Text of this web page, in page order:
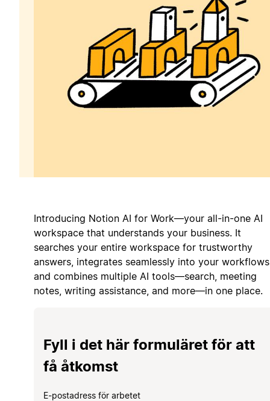
Introducing Notion AI for Work—your all-in-one AI
workspace that understands your business. It
searches your entire workspace for trustworthy
answers, integrates seamlessly into your
and combines multiple AI tools—search, meeting
notes, writing assistance, and more—in one place.
Fyll i det här formuläret för att
få åtkomst
E-postadress för arbetet